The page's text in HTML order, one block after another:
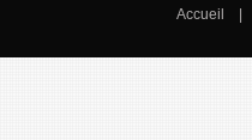
Accueil